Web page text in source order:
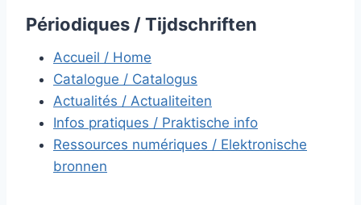
Périodiques / Tijdschriften
Accueil / Home
Catalogue / Catalogus
Actualités / Actualiteiten
Infos pratiques / Praktische info
Ressources numériques / Elektronische
bronnen